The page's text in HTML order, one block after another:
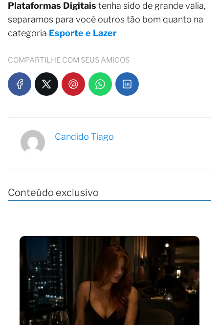
Plataformas Digitais tenha sido de grande valia,
separamos para você outros tão bom quanto na
categoria Esporte e Lazer
COMPARTILHE COM SEUS AMIGOS
Candido Tiago
Conteúdo exclusivo